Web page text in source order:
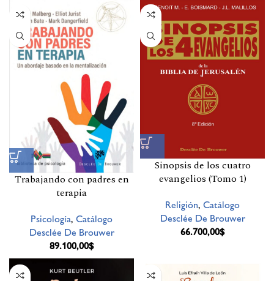
Trabajando con padres en
terapia
Psicología, Catálogo
Desclée De Brouwer
89.100,00$
Sinopsis de los cuatro
evangelios (Tomo 1)
Religión, Catálogo
Desclée De Brouwer
66.700,00$